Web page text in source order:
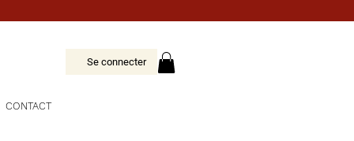
Se connecter
CONTACT